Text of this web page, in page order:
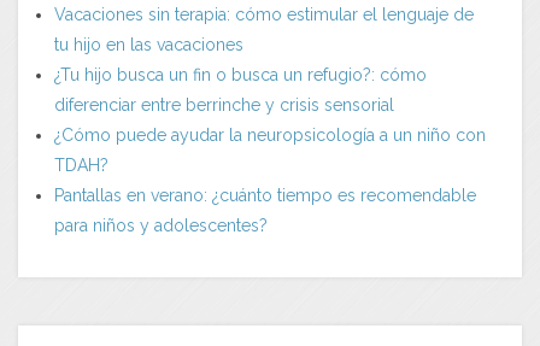
Vacaciones sin terapia: cómo estimular el lenguaje de
tu hijo en las vacaciones
¿Tu hijo busca un fin o busca un refugio?: cómo
diferenciar entre berrinche y crisis sensorial
¿Cómo puede ayudar la neuropsicología a un niño con
TDAH?
Pantallas en verano: ¿cuánto tiempo es recomendable
para niños y adolescentes?